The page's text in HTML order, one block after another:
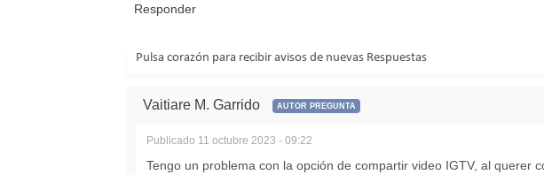
Responder
Pulsa corazón para recibir avisos de nuevas Respuestas
Vaitiare M. Garrido AUTOR PREGUNTA
Publicado 11 octubre 2023 - 09:22
Tengo un problema con la opción de compartir video IGTV, al querer